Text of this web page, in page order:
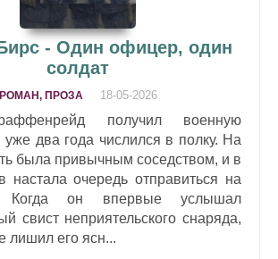
- Один офицер, один
солдат
РОМАН, ПРОЗА 18-05-2026
получил военную
уже два года числился в полку. На
была привычным соседством, и в
настала очередь отправиться на
Когда он впервые услышал
свист неприятельского снаряда,
лишил его ясн...